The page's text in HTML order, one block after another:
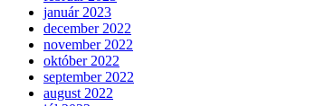
január 2023
december 2022
november 2022
október 2022
september 2022
august 2022